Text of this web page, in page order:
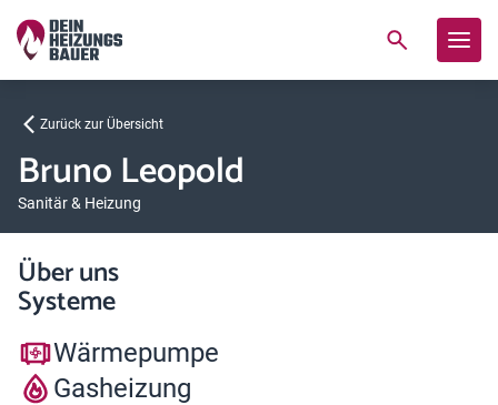
Zurück zur Übersicht
Bruno Leopold
Sanitär & Heizung
Über uns
Systeme
Wärmepumpe
Gasheizung